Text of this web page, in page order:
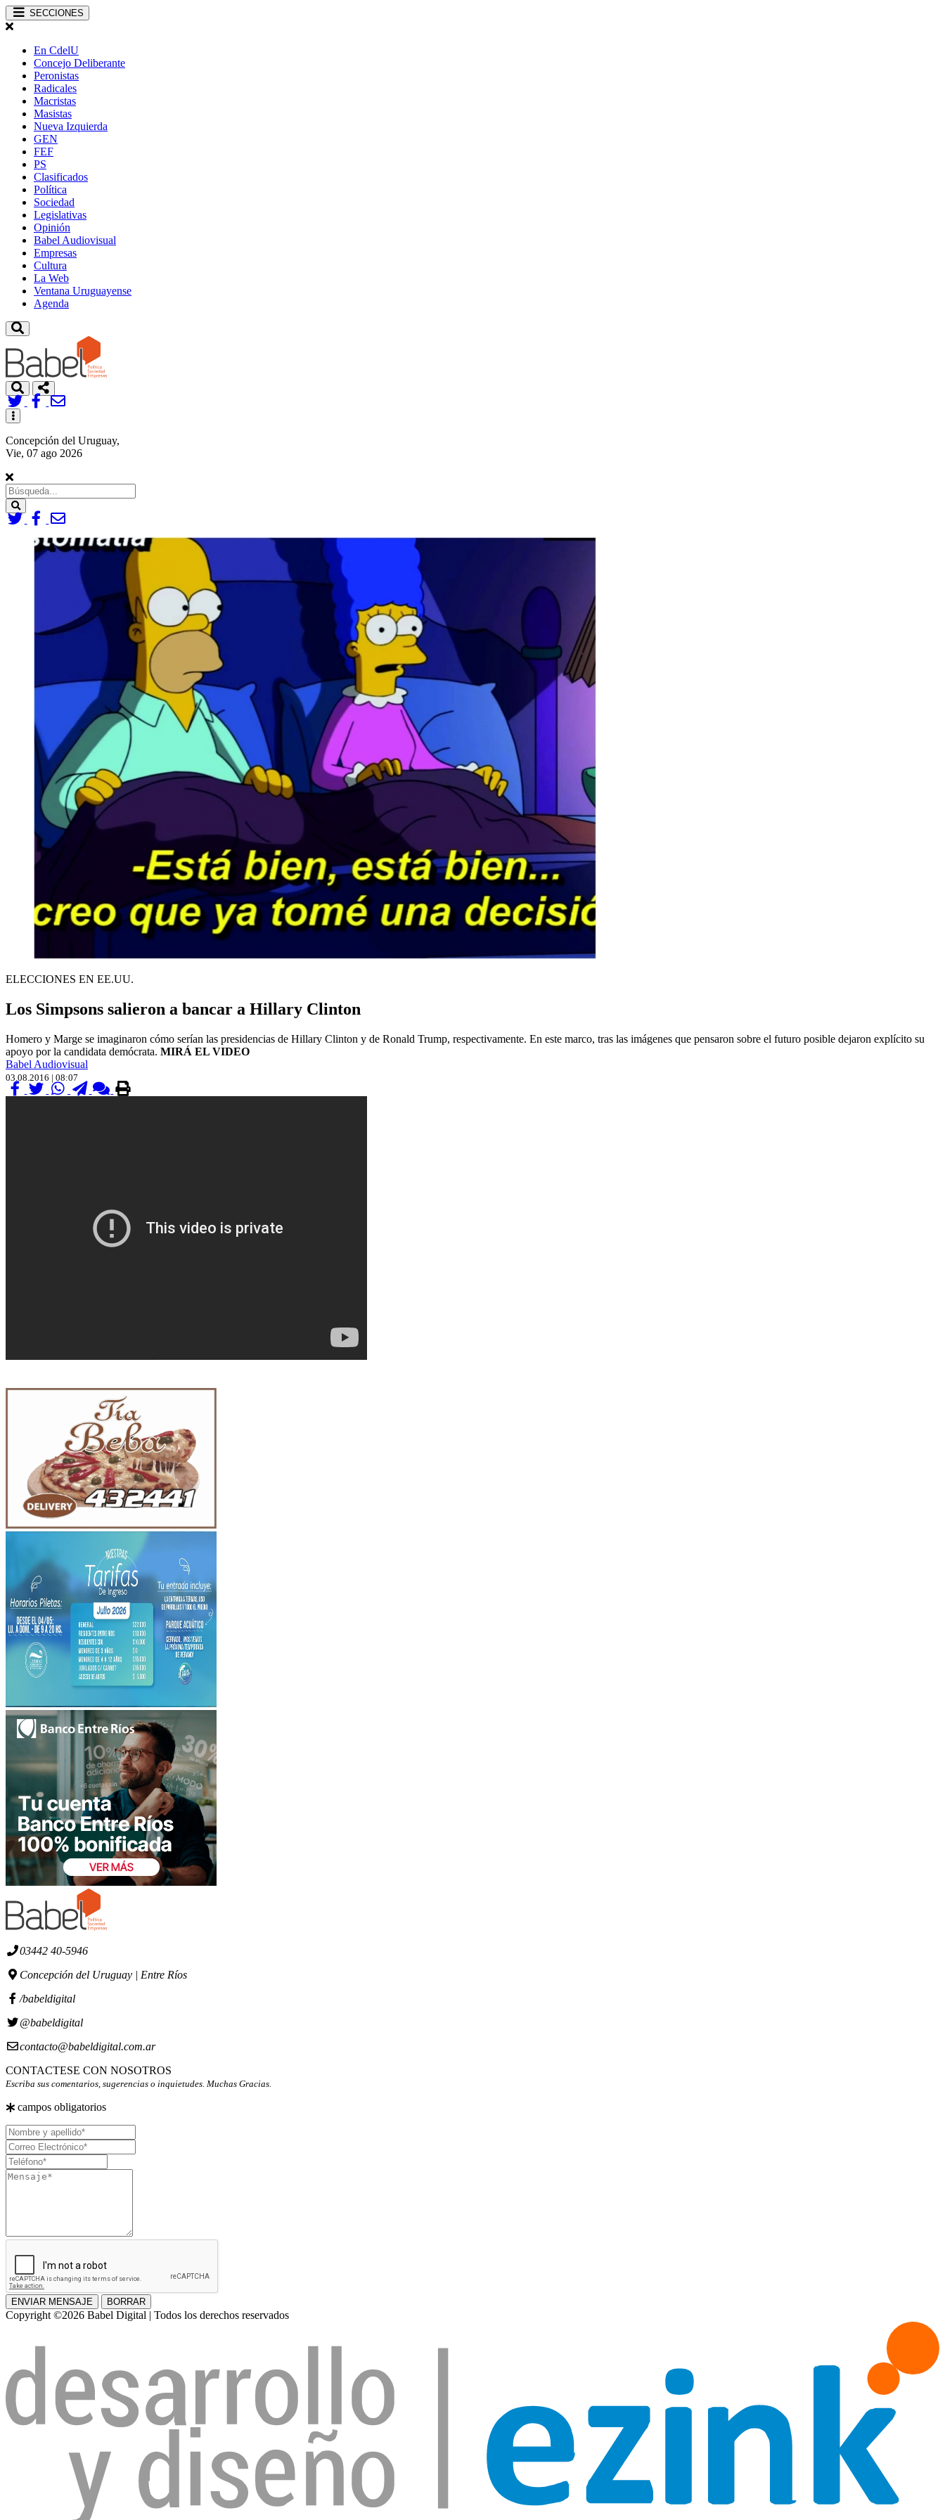
SECCIONES
En CdelU
Concejo Deliberante
Peronistas
Radicales
Macristas
Masistas
Nueva Izquierda
GEN
FEF
PS
Clasificados
Política
Sociedad
Legislativas
Opinión
Babel Audiovisual
Empresas
Cultura
La Web
Ventana Uruguayense
Agenda
Toggle
navigation
Concepción del Uruguay,
Vie, 07 ago 2026
Search
ELECCIONES EN EE.UU.
Los Simpsons salieron a bancar a Hillary Clinton
Homero y Marge se imaginaron cómo serían las presidencias de Hillary Clinton y de Ronald Trump, respectivamente. En este marco, tras las imágenes que pensaron sobre el futuro posible dejaron explícito su
apoyo por la candidata demócrata. MIRÁ EL VIDEO
Babel Audiovisual
03.08.2016 | 08:07
03442 40-5946
Concepción del Uruguay | Entre Ríos
/babeldigital
@babeldigital
contacto@babeldigital.com.ar
CONTACTESE CON NOSOTROS
Escriba sus comentarios, sugerencias o inquietudes. Muchas Gracias.
campos obligatorios
Nombre
y
apellido
Correo
Electrónico
Teléfono
Mensaje
ENVIAR MENSAJE BORRAR
Copyright ©2026 Babel Digital | Todos los derechos reservados